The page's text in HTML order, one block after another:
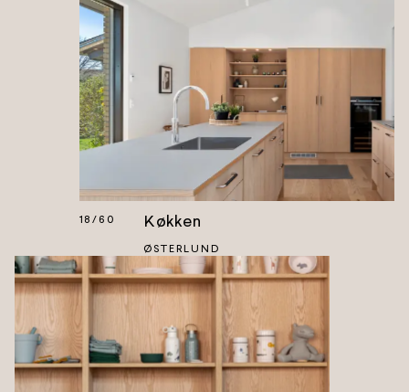
18/60 Køkken
ØSTERLUND